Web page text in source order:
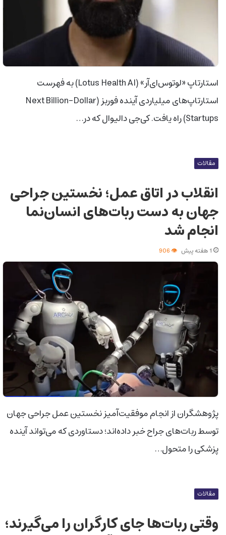
استارتاپ «لوتوس‌ای‌آر» (Lotus Health AI) به فهرست
استارتاپ‌های میلیاردی آینده فوربز (Next Billion-Dollar
Startups) راه یافت. کی‌جی دالیوال که در…
مقالات
انقلاب در اتاق عمل؛ نخستین جراحی
جهان به دست ربات‌های انسان‌نما
انجام شد
1 هفته پیش
پژوهشگران از انجام موفقیت‌آمیز نخستین عمل جراحی جهان
توسط ربات‌های جراح خبر داده‌اند؛ دستاوردی که می‌تواند آینده
پزشکی را متحول…
مقالات
وقتی ربات‌ها جای کارگران را می‌گیرند؛